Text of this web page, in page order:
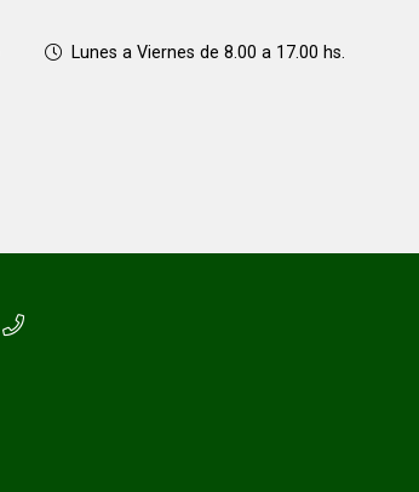
Lunes a Viernes de 8.00 a 17.00 hs.